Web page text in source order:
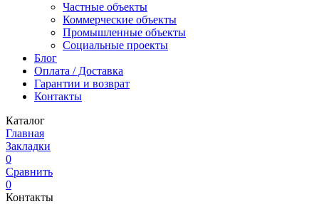
Частные объекты
Коммерческие объекты
Промышленные объекты
Социальные проекты
Блог
Оплата / Доставка
Гарантии и возврат
Контакты
Каталог
Главная
Закладки
0
Сравнить
0
Контакты